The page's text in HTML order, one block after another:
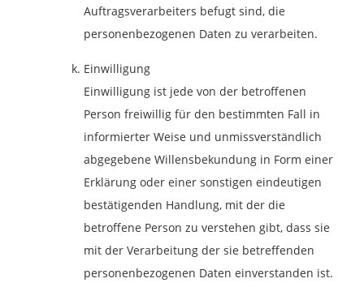
Auftragsverarbeiters befugt sind, die
personenbezogenen Daten zu verarbeiten.
Einwilligung
Einwilligung ist jede von der betroffenen
Person freiwillig für den bestimmten Fall in
informierter Weise und unmissverständlich
abgegebene Willensbekundung in Form einer
Erklärung oder einer sonstigen eindeutigen
bestätigenden Handlung, mit der die
betroffene Person zu verstehen gibt, dass sie
mit der Verarbeitung der sie betreffenden
personenbezogenen Daten einverstanden ist.